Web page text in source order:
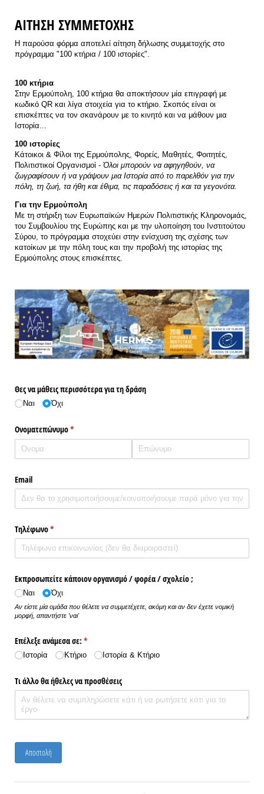
ΑΙΤΗΣΗ ΣΥΜΜΕΤΟΧΗΣ
Η παρούσα φόρμα αποτελεί αίτηση δήλωσης συμμετοχής στο
πρόγραμμα "100 κτήρια / 100 ιστορίες".
100 κτήρια
Στην Ερμούπολη, 100 κτήρια θα αποκτήσουν μία επιγραφή με
κωδικό QR και λίγα στοιχεία για το κτήριο. Σκοπός είναι οι
επισκέπτες να τον σκανάρουν με το κινητό και να μάθουν μια
Ιστορία...
100 ιστορίες
Κάτοικοι & Φίλοι της Ερμούπολης, Φορείς, Μαθητές, Φοιτητές,
Πολιτιστικοί Οργανισμοί - Όλοι μπορούν να αφηγηθούν, να
ζωγραφίσουν ή να γράψουν μια Ιστορία από το παρελθόν για την
πόλη, τη ζωή, τα ήθη και έθιμα, τις παραδόσεις ή και τα γεγονότα.
Για την Ερμούπολη
Με τη στήριξη των Ευρωπαϊκών Ημερών Πολιτιστικής Κληρονομιάς,
του Συμβουλίου της Ευρώπης και με την υλοποίηση του Ινστιτούτου
Σύρου, το πρόγραμμα στοχεύει στην ενίσχυση της σχέσης των
κατοίκων με την πόλη τους και την προβολή της ιστορίας της
Ερμούπολης στους επισκέπτες.
Θες να μάθεις περισσότερα για τη δράση
Ναι Όχι
Ονοματεπώνυμο*
(υποχρεωτικό)
Email
Τηλέφωνο*
(υποχρεωτικό)
Εκπροσωπείτε κάποιον οργανισμό /​ φορέα /​ σχολείο ;
Ναι Όχι
Αν είστε μία ομάδα που θέλετε να συμμετέχετε, ακόμη και αν δεν έχετε νομική
μορφή, απαντήστε 'ναι'
Επέλεξε ανάμεσα σε: *
(υποχρεωτικό)
Ιστορία Κτήριο Ιστορία & Κτήριο
Τι άλλο θα ήθελες να προσθέσεις
Αποστολή